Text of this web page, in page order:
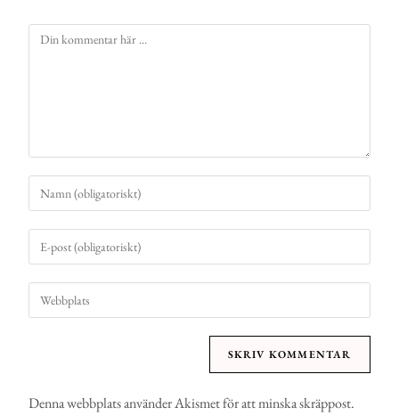
Denna webbplats använder Akismet för att minska skräppost.